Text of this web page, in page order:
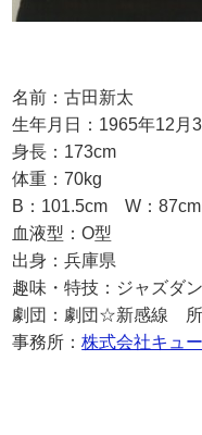
名前：古田新太
生年月日：1965年12月3
身長：173cm
体重：70kg
B：101.5cm W：
血液型：O型
出身：兵庫県
趣味・特技：ジャズダ
劇団：劇団☆新感線
事務所：株式会社キュ